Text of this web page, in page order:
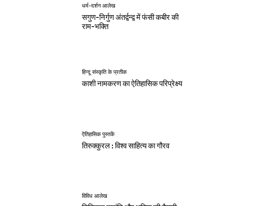
धर्म-दर्शन आलेख
सगुण-निर्गुण अंतर्द्वन्द्व में फंसी कबीर की
राम-भक्ति
हिन्दू संस्कृति के प्रतीक
काशी नामकरण का ऐतिहासिक परिप्रेक्ष्य
ऐतिहासिक पुस्तकें
तिरुक्कुरल : विश्व साहित्य का गौरव
विविध आलेख